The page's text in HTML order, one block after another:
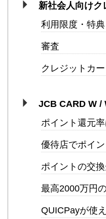
新社会人向けク
利用限度・特典
審査
クレジットカ
JCB CARD W /
ポイント還元
優待店でポイン
ポイントの交
最高2000万円
QUICPayが使